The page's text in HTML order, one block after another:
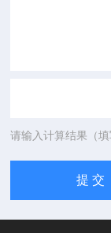
请输入计算结果（